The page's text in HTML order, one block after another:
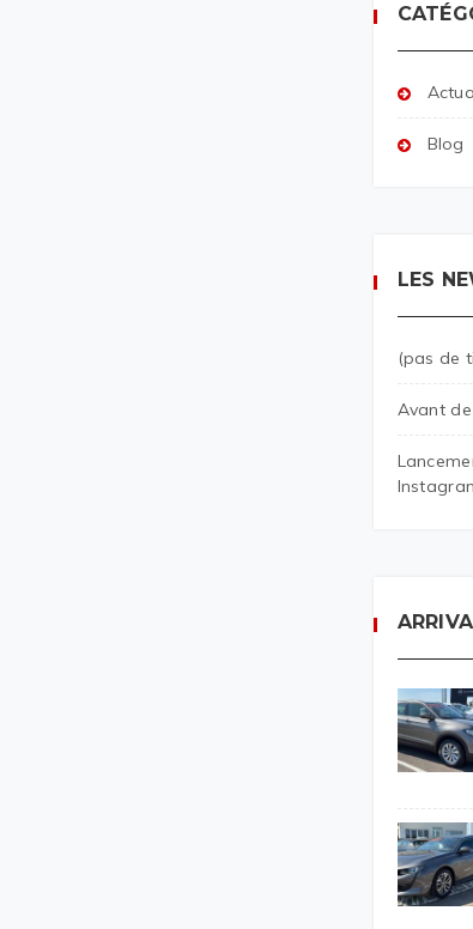
Blog
LES
(pas de
Avant